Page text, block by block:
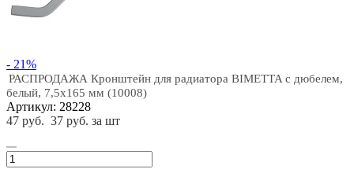
- 21%
РАСПРОДАЖА Кронштейн для радиатора BIMETTA с дюбелем,
белый, 7,5х165 мм (10008)
Артикул: 28228
47 руб. 37 руб. за шт